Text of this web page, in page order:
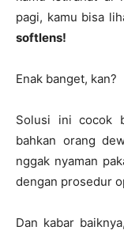
pagi, kamu bisa
softlens!
Enak banget, kan?
Solusi ini cocok
bahkan orang
nggak nyaman
dengan prosedur
Dan kabar